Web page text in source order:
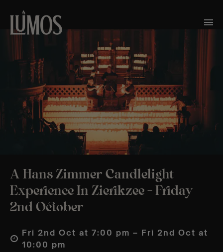
A Hans Zimmer Candlelight
Experience In Zierikzee – Friday
2nd October
Fri 2nd Oct at 7:00 pm – Fri 2nd Oct at
10:00 pm